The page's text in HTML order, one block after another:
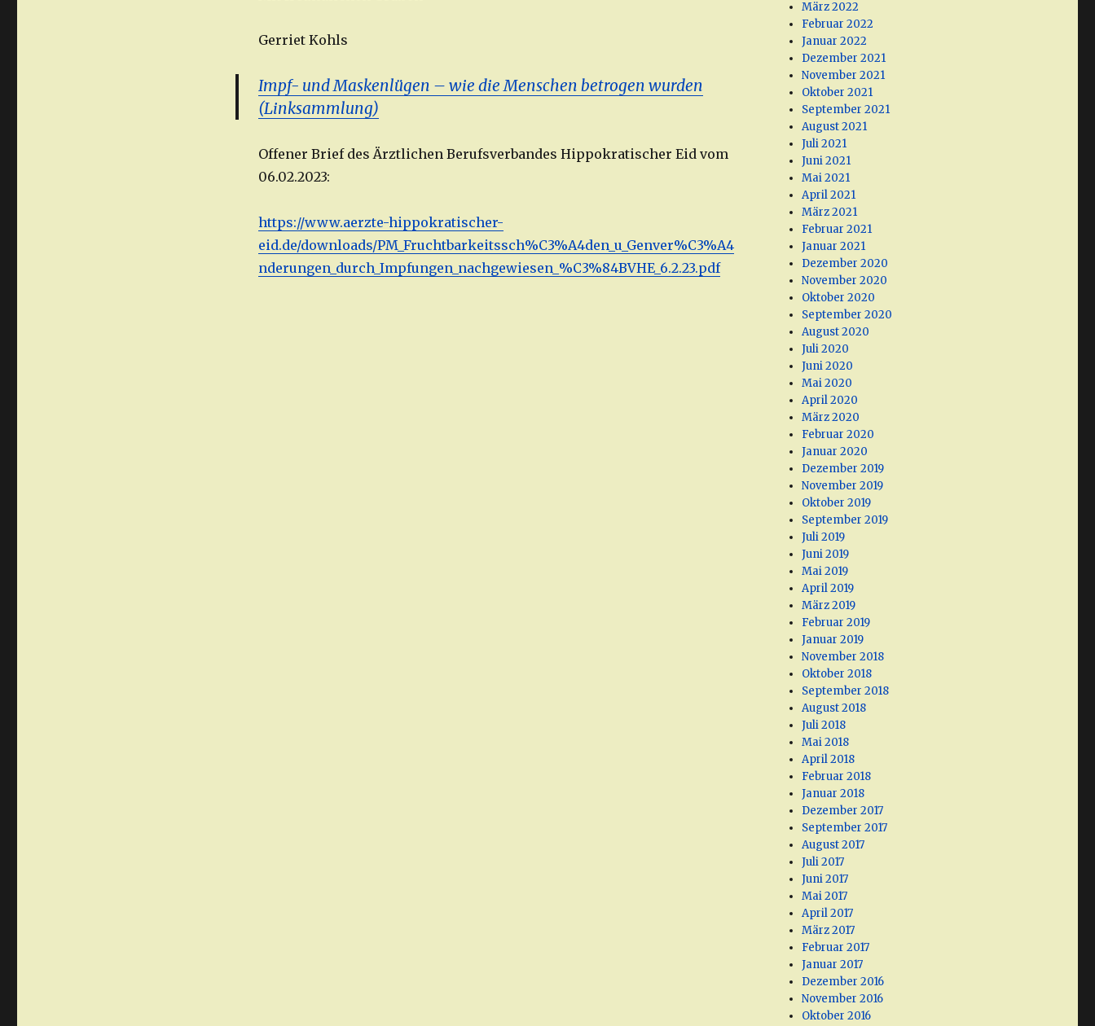
Gerriet Kohls
Impf- und Maskenlügen – wie die Menschen betrogen wurden
(Linksammlung)
Offener Brief des Ärztlichen Berufsverbandes Hippokratischer Eid vom
06.02.2023:
https://www.aerzte-hippokratischer-
eid.de/downloads/PM_Fruchtbarkeitssch%C3%A4den_u_Genver%C3%A4
nderungen_durch_Impfungen_nachgewiesen_%C3%84BVHE_6.2.23.pdf
März 2022
Februar 2022
Januar 2022
Dezember 2021
November 2021
Oktober 2021
September 2021
August 2021
Juli 2021
Juni 2021
Mai 2021
April 2021
März 2021
Februar 2021
Januar 2021
Dezember 2020
November 2020
Oktober 2020
September 2020
August 2020
Juli 2020
Juni 2020
Mai 2020
April 2020
März 2020
Februar 2020
Januar 2020
Dezember 2019
November 2019
Oktober 2019
September 2019
Juli 2019
Juni 2019
Mai 2019
April 2019
März 2019
Februar 2019
Januar 2019
November 2018
Oktober 2018
September 2018
August 2018
Juli 2018
Mai 2018
April 2018
Februar 2018
Januar 2018
Dezember 2017
September 2017
August 2017
Juli 2017
Juni 2017
Mai 2017
April 2017
März 2017
Februar 2017
Januar 2017
Dezember 2016
November 2016
Oktober 2016